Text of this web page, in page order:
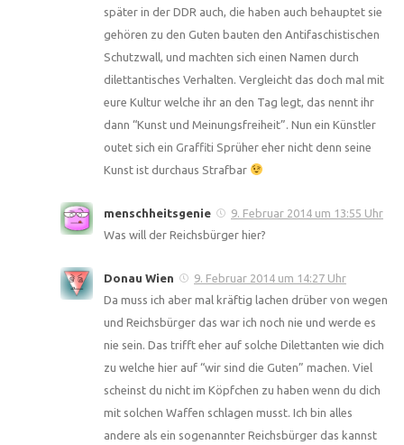
später in der DDR auch, die haben auch behauptet sie
gehören zu den Guten bauten den Antifaschistischen
Schutzwall, und machten sich einen Namen durch
dilettantisches Verhalten. Vergleicht das doch mal mit
eure Kultur welche ihr an den Tag legt, das nennt ihr
dann “Kunst und Meinungsfreiheit”. Nun ein Künstler
outet sich ein Graffiti Sprüher eher nicht denn seine
Kunst ist durchaus Strafbar
menschheitsgenie
9. Februar 2014 um 13:55 Uhr
Was will der Reichsbürger hier?
Donau Wien
9. Februar 2014 um 14:27 Uhr
Da muss ich aber mal kräftig lachen drüber von wegen
und Reichsbürger das war ich noch nie und werde es
nie sein. Das trifft eher auf solche Dilettanten wie dich
zu welche hier auf “wir sind die Guten” machen. Viel
scheinst du nicht im Köpfchen zu haben wenn du dich
mit solchen Waffen schlagen musst. Ich bin alles
andere als ein sogenannter Reichsbürger das kannst